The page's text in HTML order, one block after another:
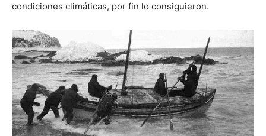
condiciones climáticas, por fin lo consiguieron.